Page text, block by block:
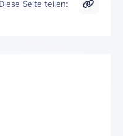
Diese Seite teilen: